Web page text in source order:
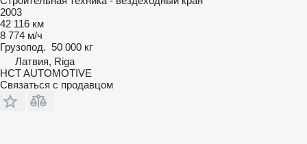
2003
42 116 км
8 774 м/ч
Грузопод. 50 000 кг
Латвия, Riga
HCT AUTOMOTIVE
Связаться с продавцом